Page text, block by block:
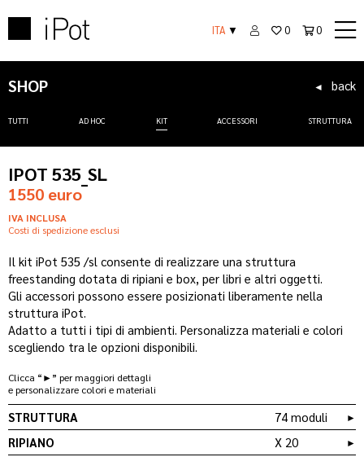
ITA ▼ 0 0
SHOP
TUTTI AD HOC KIT ACCESSORI STRUTTURA
◄ back
IPOT 535_SL
1550 euro
IVA INCLUSA
Costi di spedizione esclusi
Il kit iPot 535 /sl consente di realizzare una struttura
freestanding dotata di ripiani e box, per libri e altri oggetti.
Gli accessori possono essere posizionati liberamente nella
struttura iPot.
Adatto a tutti i tipi di ambienti. Personalizza materiali e colori
scegliendo tra le opzioni disponibili.
Clicca “►” per maggiori dettagli
e personalizzare colori e materiali
STRUTTURA 74 moduli ►
RIPIANO X 20 ►